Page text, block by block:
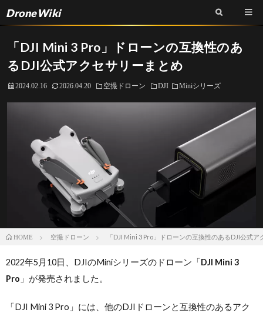
DroneWiki
「DJI Mini 3 Pro」ドローンの互換性のあ
るDJI公式アクセサリーまとめ
2024.02.16 2026.04.20 空撮ドローン DJI Miniシリーズ
HOME 空撮ドローン 「DJI Mini 3 Pro」ドローンの互換性のあるDJI公式ア
2022年5月10日、DJIのMiniシリーズのドローン「DJI Mini 3
Pro 」が発売されました。
「DJI Mini 3 Pro」には、他のDJIドローンと互換性のあるアク